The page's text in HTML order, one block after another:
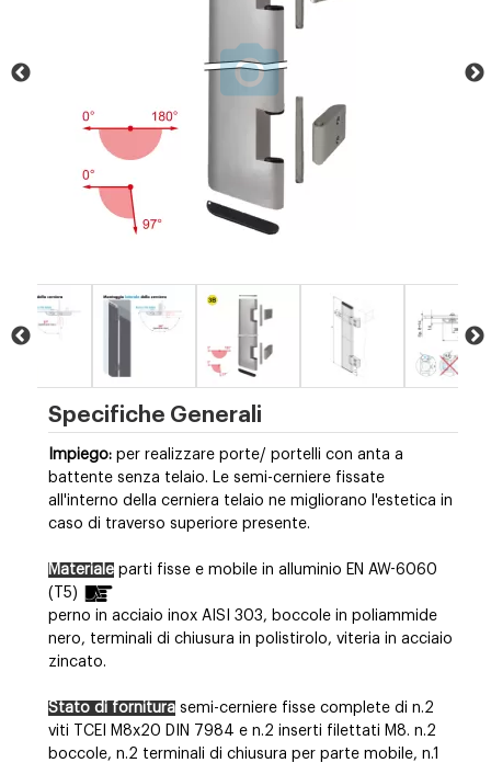
Specifiche Generali
Impiego: per realizzare porte/ portelli con anta a
battente senza telaio. Le semi-cerniere fissate
all'interno della cerniera telaio ne migliorano l'estetica in
caso di traverso superiore presente.
Materiale parti fisse e mobile in alluminio EN AW-6060
(T5)
perno in acciaio inox AISI 303, boccole in poliammide
nero, terminali di chiusura in polistirolo, viteria in acciaio
zincato.
Stato di fornitura semi-cerniere fisse complete di n.2
viti TCEI M8x20 DIN 7984 e n.2 inserti filettati M8. n.2
boccole, n.2 terminali di chiusura per parte mobile, n.1